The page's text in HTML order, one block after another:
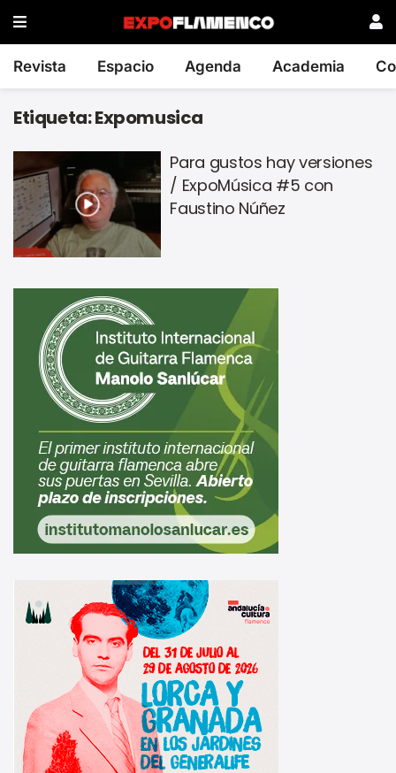
Revista Espacio Agenda Academia
Etiqueta:Expomusica
Para gustos hay versiones
/ ExpoMúsica #5 con
Faustino Núñez